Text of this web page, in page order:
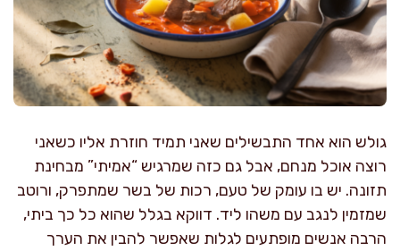
גולש הוא אחד התבשילים שאני תמיד חוזרת אליו כשאני
רוצה אוכל מנחם, אבל גם כזה שמרגיש “אמיתי” מבחינת
תזונה. יש בו עומק של טעם, רכות של בשר שמתפרק, ורוטב
שמזמין לנגב עם משהו ליד. דווקא בגלל שהוא כל כך ביתי,
הרבה אנשים מופתעים לגלות שאפשר להבין את הערך